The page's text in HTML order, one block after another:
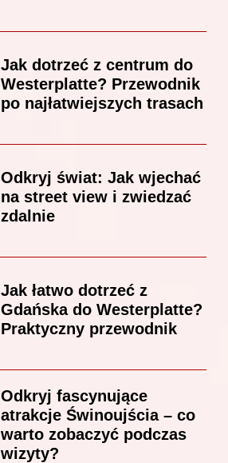
Jak dotrzeć z centrum do
Westerplatte? Przewodnik
po najłatwiejszych trasach
Odkryj świat: Jak wjechać
na street view i zwiedzać
zdalnie
Jak łatwo dotrzeć z
Gdańska do Westerplatte?
Praktyczny przewodnik
Odkryj fascynujące
atrakcje Świnoujścia – co
warto zobaczyć podczas
wizyty?